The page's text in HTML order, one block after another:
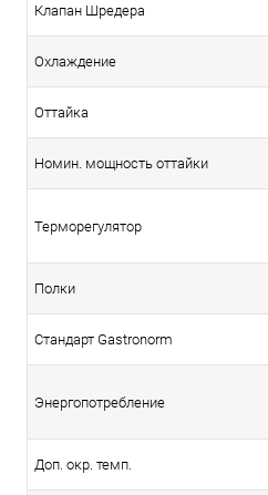
Клапан Шредера
Охлаждение
Оттайка
Номин. мощность оттайки
Терморегулятор
Полки
Стандарт Gastronorm
Энергопотребление
Доп. окр. темп.